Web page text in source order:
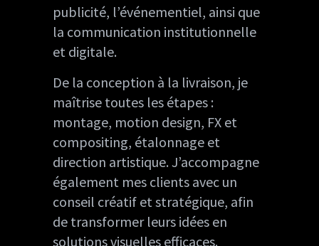
publicité, l’événementiel, ainsi que
la communication institutionnelle
et digitale.
De la conception à la livraison, je
maîtrise toutes les étapes :
montage, motion design, FX et
compositing, étalonnage et
direction artistique. J’accompagne
également mes clients avec un
conseil créatif et stratégique, afin
de transformer leurs idées en
solutions visuelles efficaces.